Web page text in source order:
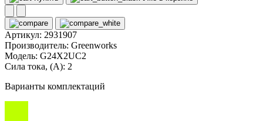
Артикул: 2931907
Производитель: Greenworks
Модель: G24X2UC2
Сила тока, (А): 2
Варианты комплектаций